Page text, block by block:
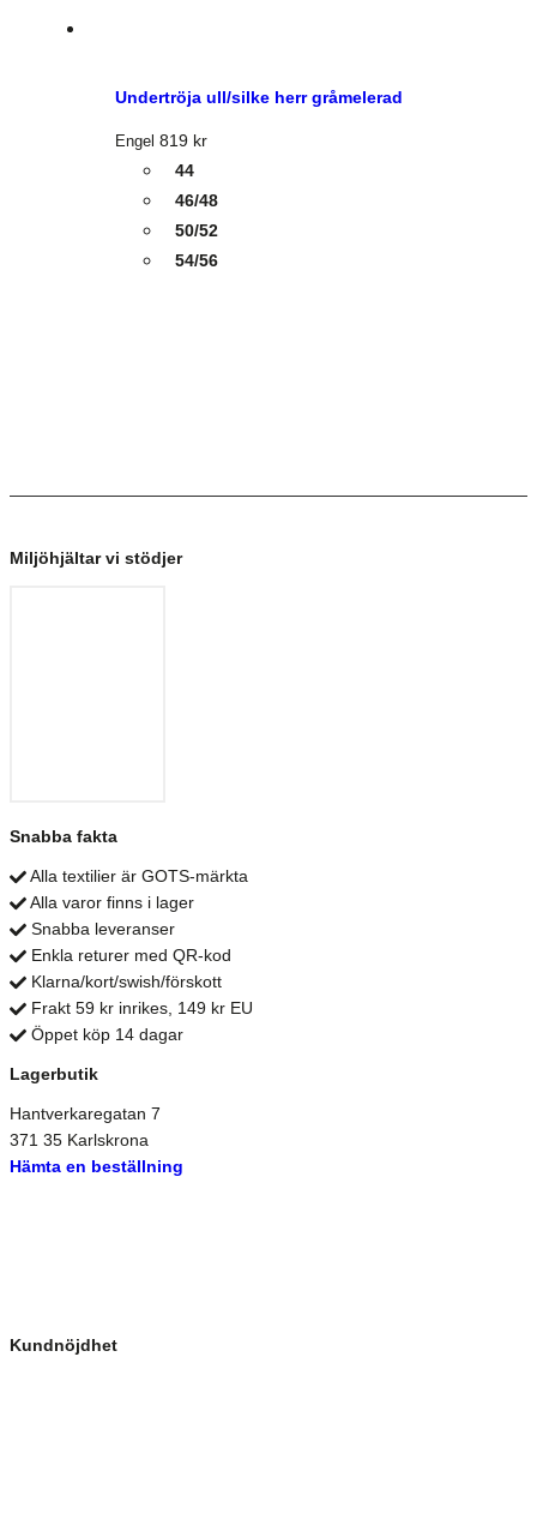
Undertröja ull/silke herr gråmelerad
Engel 819 kr
44
46/48
50/52
54/56
Miljöhjältar vi stödjer
Snabba fakta
Alla textilier är GOTS-märkta
Alla varor finns i lager
Snabba leveranser
Enkla returer med QR-kod
Klarna/kort/swish/förskott
Frakt 59 kr inrikes, 149 kr EU
Öppet köp 14 dagar
Lagerbutik
Hantverkaregatan 7
371 35 Karlskrona
Hämta en beställning
Kundnöjdhet